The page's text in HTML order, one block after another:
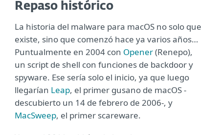
Repaso histórico
La historia del malware para macOS no solo que
existe, sino que comenzó hace ya varios años…
Puntualmente en 2004 con Opener(Renepo),
un script de shell con funciones de backdoor y
spyware. Ese sería solo el inicio, ya que luego
llegarían Leap, el primer gusano de macOS -
descubierto un 14 de febrero de 2006-, y
MacSweep, el primer scareware.